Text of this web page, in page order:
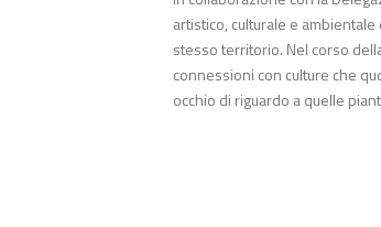
artistico, culturale e
stesso territorio. Nel corso
connessioni con culture che
occhio di riguardo a quelle